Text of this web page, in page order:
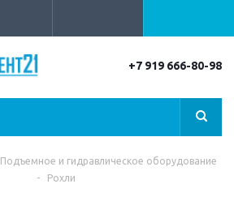
+7 919 666-80-98
Подъемное и гидравлическое оборудование
-
Рохли